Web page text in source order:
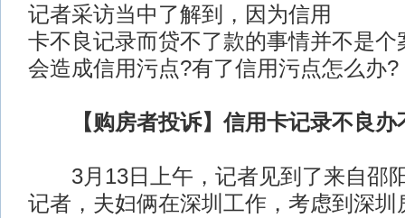
记者采访当中了解到，因为信用
卡不良记录而贷不了款的事情并不是个
会造成信用污点?有了信用污点怎么办?
【购房者投诉】信用卡记录不良办
3月13日上午，记者见到了来自邵
记者，夫妇俩在深圳工作，考虑到深圳